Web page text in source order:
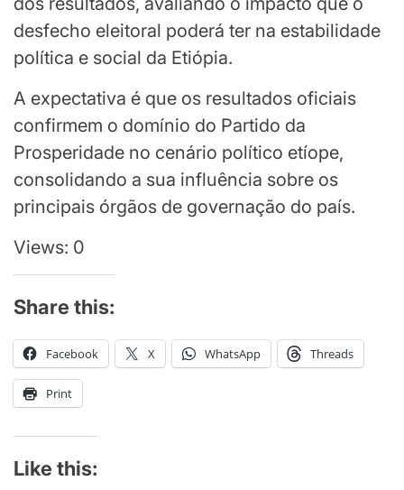
desfecho eleitoral poderá ter na estabilidade
política e social da Etiópia.
A expectativa é que os resultados oficiais
confirmem o domínio do Partido da
Prosperidade no cenário político etíope,
consolidando a sua influência sobre os
principais órgãos de governação do país.
Views: 0
Share this:
Facebook X WhatsApp Threads
Print
Like this: